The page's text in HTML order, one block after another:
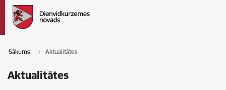
Sākums Aktualitātes
Aktualitātes